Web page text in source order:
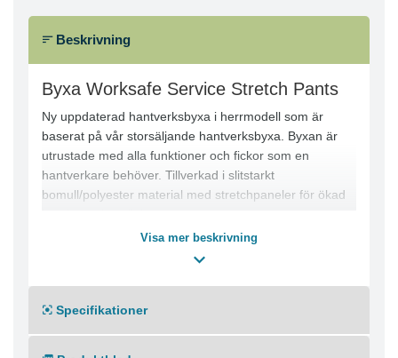
Beskrivning
Byxa Worksafe Service Stretch Pants
Ny uppdaterad hantverksbyxa i herrmodell som är
baserat på vår storsäljande hantverksbyxa. Byxan är
utrustade med alla funktioner och fickor som en
hantverkare behöver. Tillverkad i slitstarkt
bomull/polyester material med stretchpaneler för ökad
stretchpaneler i gren, ok baktill samt knä och knäveck
Linning med infälld mjuk och stretchig sidoresår
Visa mer beskrivning
Specifikationer